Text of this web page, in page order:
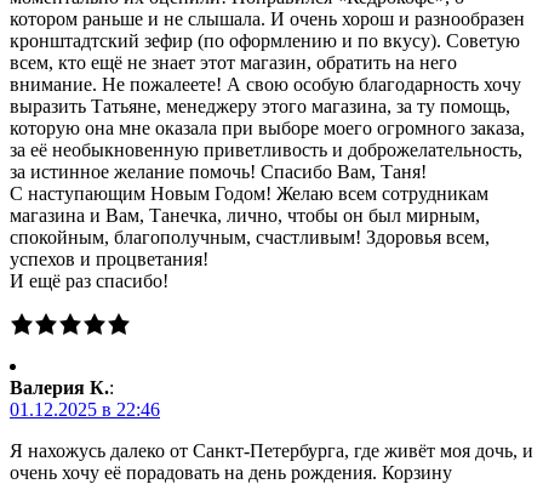
котором раньше и не слышала. И очень хорош и разнообразен
кронштадтский зефир (по оформлению и по вкусу). Советую
всем, кто ещё не знает этот магазин, обратить на него
внимание. Не пожалеете! А свою особую благодарность хочу
выразить Татьяне, менеджеру этого магазина, за ту помощь,
которую она мне оказала при выборе моего огромного заказа,
за её необыкновенную приветливость и доброжелательность,
за истинное желание помочь! Спасибо Вам, Таня!
С наступающим Новым Годом! Желаю всем сотрудникам
магазина и Вам, Танечка, лично, чтобы он был мирным,
спокойным, благополучным, счастливым! Здоровья всем,
успехов и процветания!
И ещё раз спасибо!
Валерия К.:
01.12.2025 в 22:46
Я нахожусь далеко от Санкт-Петербурга, где живёт моя дочь, и
очень хочу её порадовать на день рождения. Корзину